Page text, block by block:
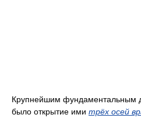
Крупнейшим фундаментальным
было открытие ими трёх осей